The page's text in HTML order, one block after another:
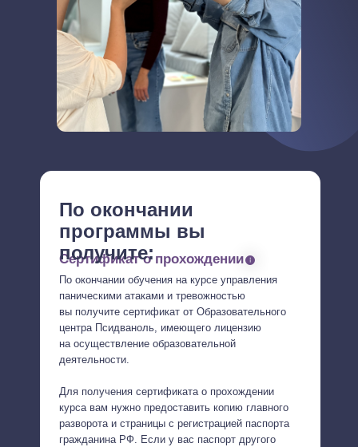
Сертификат о прохождении
По окончании обучения на курсе управления
паническими атаками и тревожностью
вы получите сертификат от Образовательного
центра Псидваноль, имеющего лицензию
на осуществление образовательной
деятельности.
Для получения сертификата о прохождении
курса вам нужно предоставить копию главного
разворота и страницы с регистрацией паспорта
гражданина РФ. Если у вас паспорт другого
По окончании
программы вы
получите: